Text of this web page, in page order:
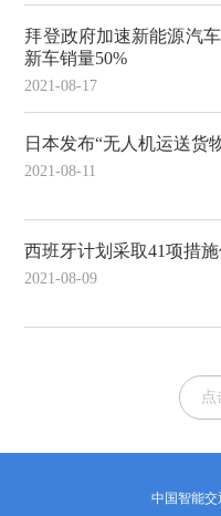
拜登政府加速新能源汽
新车销量50%
2021-08-17
日本发布“无人机运送货
2021-08-11
西班牙计划采取41项措
2021-08-09
点
中国智能